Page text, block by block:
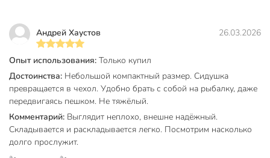
Андрей Хаустов 26.03.2026
Опыт использования: Только купил
Достоинства: Небольшой компактный размер. Сидушка
превращается в чехол. Удобно брать с собой на рыбалку, даже
передвигаясь пешком. Не тяжёлый.
Комментарий: Выглядит неплохо, внешне надёжный.
Складывается и раскладывается легко. Посмотрим насколько
долго прослужит.